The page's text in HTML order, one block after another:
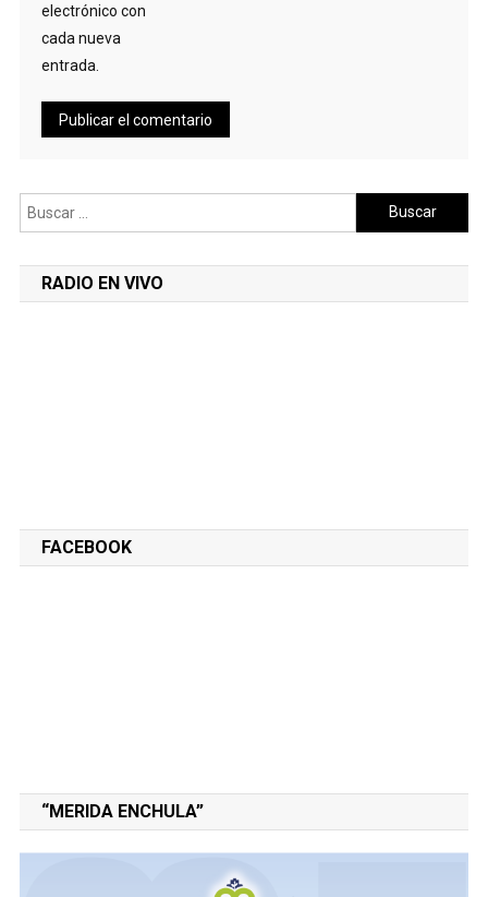
electrónico con
cada nueva
entrada.
Buscar:
RADIO EN VIVO
FACEBOOK
“MERIDA ENCHULA”